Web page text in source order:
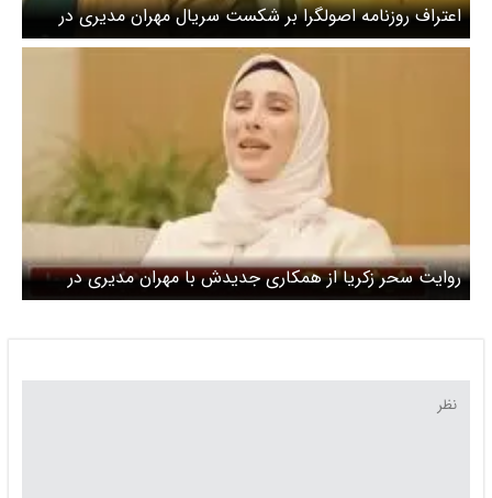
اعتراف روزنامه اصولگرا بر شکست سریال مهران مدیری در
تلویزیون
روایت سحر زکریا از همکاری جدیدش با مهران مدیری در
سریال شش ماهه